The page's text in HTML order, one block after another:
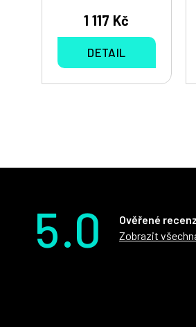
1 117 Kč
DETAIL
5.0
Ověřené
Zobrazit